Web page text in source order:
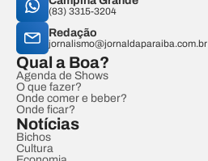
(83) 3315-3204
Redação
jornalismo@jornaldaparaiba.com.br
Qual a Boa?
Agenda de Shows
O que fazer?
Onde comer e beber?
Onde ficar?
Notícias
Bichos
Cultura